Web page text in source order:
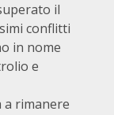
il
conflitti
in nome
e
a rimanere